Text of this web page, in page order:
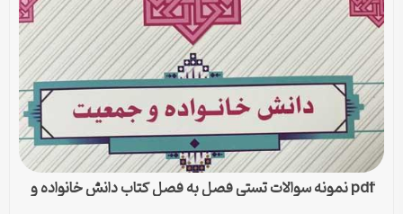
pdf نمونه سوالات تستی فصل به فصل کتاب دانش خانواده و
جمعیت